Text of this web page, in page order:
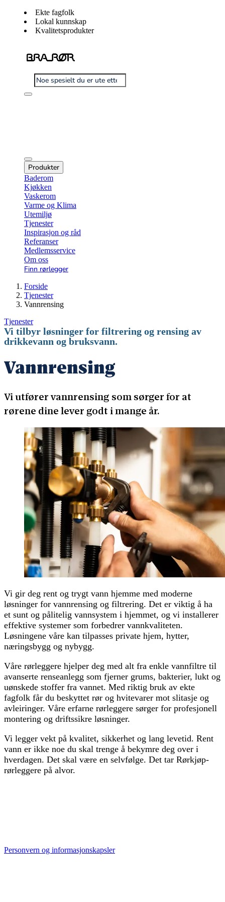
Ekte fagfolk
Lokal kunnskap
Kvalitetsprodukter
Produkter
Baderom
Kjøkken
Vaskerom
Varme og Klima
Utemiljø
Tjenester
Inspirasjon og råd
Referanser
Medlemsservice
Om oss
Finn rørlegger
Forside
Tjenester
Vannrensing
Tjenester
Vi tilbyr løsninger for filtrering og rensing av
drikkevann og bruksvann.
Vannrensing
Vi utfører vannrensing som sørger for at
rørene dine lever godt i mange år.
Vi gir deg rent og trygt vann hjemme med moderne
løsninger for vannrensing og filtrering. Det er viktig å ha
et sunt og pålitelig vannsystem i hjemmet, og vi installerer
effektive systemer som forbedrer vannkvaliteten.
Løsningene våre kan tilpasses private hjem, hytter,
næringsbygg og nybygg.
Våre rørleggere hjelper deg med alt fra enkle vannfiltre til
avanserte renseanlegg som fjerner grums, bakterier, lukt og
uønskede stoffer fra vannet. Med riktig bruk av ekte
fagfolk får du beskyttet rør og hvitevarer mot slitasje og
avleiringer. Våre erfarne rørleggere sørger for profesjonell
montering og driftssikre løsninger.
Vi legger vekt på kvalitet, sikkerhet og lang levetid. Rent
vann er ikke noe du skal trenge å bekymre deg over i
hverdagen. Det skal være en selvfølge. Det tar Rørkjøp-
rørleggere på alvor.
Personvern og informasjonskapsler